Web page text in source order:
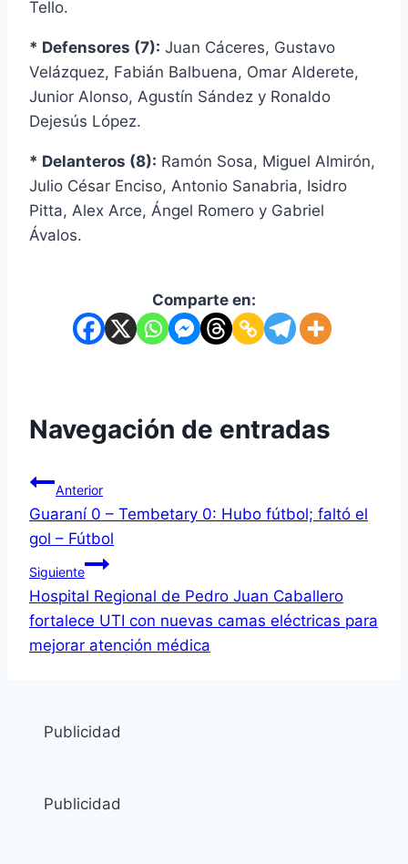
Tello.
* Defensores (7): Juan Cáceres, Gustavo
Velázquez, Fabián Balbuena, Omar Alderete,
Junior Alonso, Agustín Sández y Ronaldo
Dejesús López.
* Delanteros (8): Ramón Sosa, Miguel Almirón,
Julio César Enciso, Antonio Sanabria, Isidro
Pitta, Alex Arce, Ángel Romero y Gabriel
Ávalos.
Comparte en:
Navegación de entradas
Anterior
Guaraní 0 – Tembetary 0: Hubo fútbol; faltó el
gol – Fútbol
Siguiente
Hospital Regional de Pedro Juan Caballero
fortalece UTI con nuevas camas eléctricas para
mejorar atención médica
Publicidad
Publicidad